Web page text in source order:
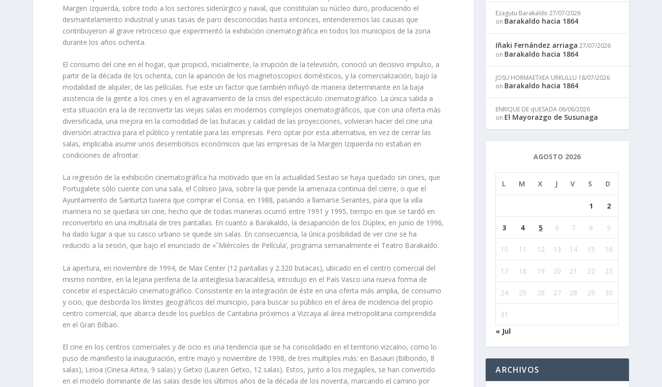
Margen Izquierda, sobre todo a los sectores siderúrgico y naval, que constituí­an su núcleo duro, produciendo el
desmantelamiento industrial y unas tasas de paro desconocidas hasta entonces, entenderemos las causas que
contribuyeron al grave retroceso que experimentó la exhibición cinematográfica en todos los municipios de la zona
durante los años ochenta.
El consumo del cine en el hogar, que propició, inicialmente, la irrupción de la televisión, conoció un decisivo impulso, a
partir de la década de los ochenta, con la aparición de los magnetoscopios domésticos, y la comercialización, bajo la
modalidad de alquiler, de las pelí­culas. Fue este un factor que también influyó de manera determinante en la baja
asistencia de la gente a los cines y en el agravamiento de la crisis del espectáculo cinematográfico. La única salida a
esta situación era la de reconvertir las viejas salas en modernos complejos cinematográficos, que con una oferta más
diversificada, una mejora en la comodidad de las butacas y calidad de las proyecciones, volvieran hacer del cine una
diversión atractiva para el público y rentable para las empresas. Pero optar por esta alternativa, en vez de cerrar las
salas, implicaba asumir unos desembolsos económicos que las empresas de la Margen Izquierda no estaban en
condiciones de afrontar.
La regresión de la exhibición cinematográfica ha motivado que en la actualidad Sestao se haya quedado sin cines, que
Portugalete sólo cuente con una sala, el Coliseo Java, sobre la que pende la amenaza continua del cierre, o que el
Ayuntamiento de Santurtzi tuviera que comprar el Consa, en 1988, pasando a llamarse Serantes, para que la villa
marinera no se quedara sin cine, hecho que de todas maneras ocurrió entre 1991 y 1995, tiempo en que se tardó en
reconvertirlo en una multisala de tres pantallas. En cuanto a Barakaldo, la desaparición de los Dúplex, en junio de 1996,
ha dado lugar a que su casco urbano se quede sin salas. En consecuencia, la única posibilidad de ver cine se ha
reducido a la sesión, que bajo el enunciado de «˜Miércoles de Pelí­cula’, programa semanalmente el Teatro Barakaldo.
La apertura, en noviembre de 1994, de Max Center (12 pantallas y 2.320 butacas), ubicado en el centro comercial del
mismo nombre, en la lejana periferia de la anteiglesia baracaldesa, introdujo en el Paí­s Vasco una nueva forma de
concebir el espectáculo cinematográfico. Consistente en la integración de éste en una oferta más amplia, de consumo
y ocio, que desborda los lí­mites geográficos del municipio, para buscar su público en el área de incidencia del propio
centro comercial, que abarca desde los pueblos de Cantabria próximos a Vizcaya al área metropolitana comprendida
en el Gran Bilbao.
El cine en los centros comerciales y de ocio es una tendencia que se ha consolidado en el territorio vizcaí­no, como lo
puso de manifiesto la inauguración, entre mayo y noviembre de 1998, de tres multiplex más: en Basauri (Bilbondo, 8
salas), Leioa (Cinesa Artea, 9 salas) y Getxo (Lauren Getxo, 12 salas). Estos, junto a los megaplex, se han convertido
en el modelo dominante de las salas desde los últimos años de la década de los noventa, marcando el camino por
Ezagutu Barakaldo 27/07/2026
on Barakaldo hacia 1864
Iñaki Fernández arriaga 27/07/2026
on Barakaldo hacia 1864
JOSU HORMAETXEA URKULLU 18/07/2026
on Barakaldo hacia 1864
ENRIQUE DE qUESADA 06/06/2026
on El Mayorazgo de Susunaga
AGOSTO 2026
L M X J V S D
1 2
3 4 5 6 7 8 9
10 11 12 13 14 15 16
17 18 19 20 21 22 23
24 25 26 27 28 29 30
31
« Jul
ARCHIVOS